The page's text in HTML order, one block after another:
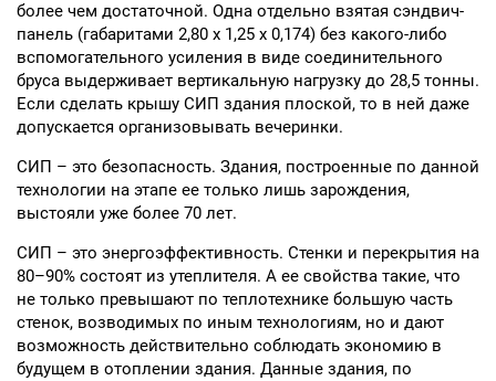
более чем достаточной. Одна отдельно взятая сэндвич-
панель (габаритами 2,80 х 1,25 х 0,174) без какого-либо
вспомогательного усиления в виде соединительного
бруса выдерживает вертикальную нагрузку до 28,5 тонны.
Если сделать крышу СИП здания плоской, то в ней даже
допускается организовывать вечеринки.
СИП – это безопасность. Здания, построенные по данной
технологии на этапе ее только лишь зарождения,
выстояли уже более 70 лет.
СИП – это энергоэффективность. Стенки и перекрытия на
80–90% состоят из утеплителя. А ее свойства такие, что
не только превышают по теплотехнике большую часть
стенок, возводимых по иным технологиям, но и дают
возможность действительно соблюдать экономию в
будущем в отоплении здания. Данные здания, по